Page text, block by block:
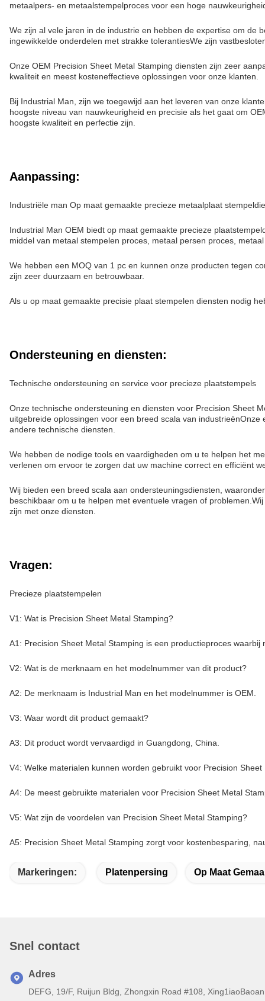
metaalpers- en metaalstempelproces voor een hoge
We zijn al vele jaren in de industrie en hebben de expertise om de
ingewikkelde onderdelen met strakke tolerantiesWe zijn
Onze OEM Precision Sheet Metal Stamping diensten zijn zeer
kwaliteit en meest kosteneffectieve oplossingen voor onze klanten.
Bij Industrial Man, zijn we toegewijd aan het leveren van onze
hoogste niveau van nauwkeurigheid en precisie als het gaat om
hoogste kwaliteit en perfectie zijn.
Aanpassing:
Industriële man Op maat gemaakte precieze metaalplaat
Industrial Man OEM biedt op maat gemaakte precieze
middel van metaal stempelen proces, metaal persen proces,
We hebben een MOQ van 1 pc en kunnen onze producten tegen
zijn zeer duurzaam en betrouwbaar.
Als u op maat gemaakte precisie plaat stempelen diensten nodig
Ondersteuning en diensten:
Technische ondersteuning en service voor precieze plaatstempels
Onze technische ondersteuning en diensten voor Precision Sheet
uitgebreide oplossingen voor een breed scala van
andere technische diensten.
We hebben de nodige tools en vaardigheden om u te helpen het
verlenen om ervoor te zorgen dat uw machine correct en efficiënt
Wij bieden een breed scala aan ondersteuningsdiensten,
beschikbaar om u te helpen met eventuele vragen of
zijn met onze diensten.
Vragen:
Precieze plaatstempelen
V1: Wat is Precision Sheet Metal Stamping?
A1: Precision Sheet Metal Stamping is een productieproces
V2: Wat is de merknaam en het modelnummer van dit product?
A2: De merknaam is Industrial Man en het modelnummer is OEM.
V3: Waar wordt dit product gemaakt?
A3: Dit product wordt vervaardigd in Guangdong, China.
V4: Welke materialen kunnen worden gebruikt voor Precision
A4: De meest gebruikte materialen voor Precision Sheet Metal
V5: Wat zijn de voordelen van Precision Sheet Metal Stamping?
A5: Precision Sheet Metal Stamping zorgt voor kostenbesparing,
Markeringen: Platenpersing Op Maat
Snel contact
Adres
DEFG, 19/F, Ruijun Bldg, Zhongxin Road #108,